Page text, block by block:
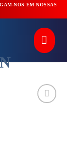
NOS EM NOSSAS